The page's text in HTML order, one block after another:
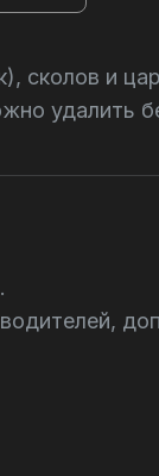
сколов и
удалить